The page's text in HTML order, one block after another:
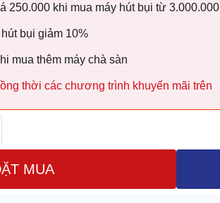
250.000 khi mua máy hút bụi từ 3.000.000
bụi giảm 10%
mua thêm máy chà sàn
thời các chương trình khuyến mãi trên
MUA